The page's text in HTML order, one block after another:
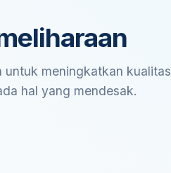
untuk meningkatkan kualitas
hal yang mendesak.